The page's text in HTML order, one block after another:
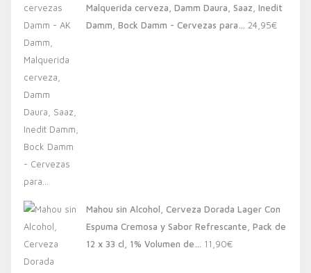
20,00€.13,88€.
Malquerida cerveza, Damm Daura, Saaz, Inedit
Damm, Bock Damm - Cervezas para… 24,95€
Mahou sin Alcohol, Cerveza Dorada Lager Con
Espuma Cremosa y Sabor Refrescante, Pack de
12 x 33 cl, 1% Volumen de… 11,90€